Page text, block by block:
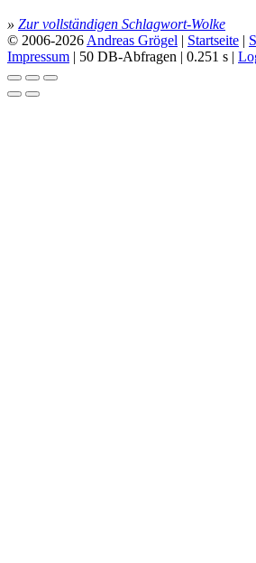
» Zur vollständigen Schlagwort-Wolke
© 2006-2026 Andreas Grögel | Startseite |
Impressum | 50 DB-Abfragen | 0.251 s |